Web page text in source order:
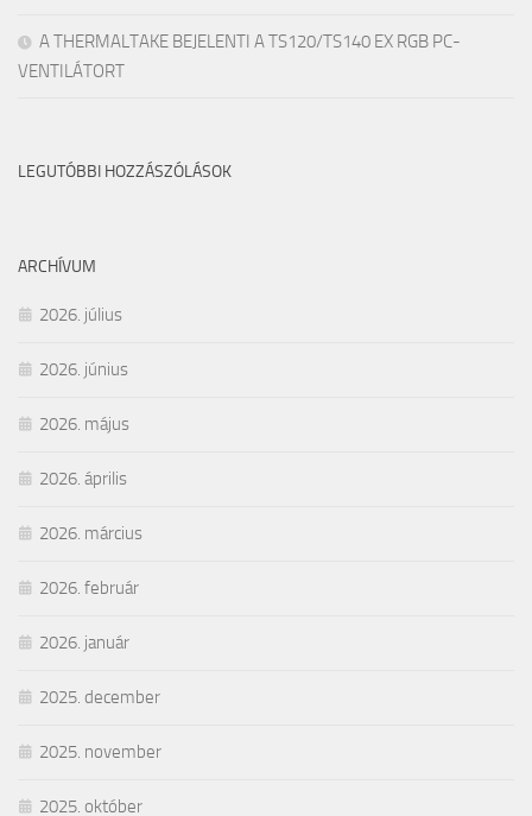
A THERMALTAKE BEJELENTI A TS120/TS140 EX RGB PC-
VENTILÁTORT
LEGUTÓBBI HOZZÁSZÓLÁSOK
ARCHÍVUM
2026. július
2026. június
2026. május
2026. április
2026. március
2026. február
2026. január
2025. december
2025. november
2025. október